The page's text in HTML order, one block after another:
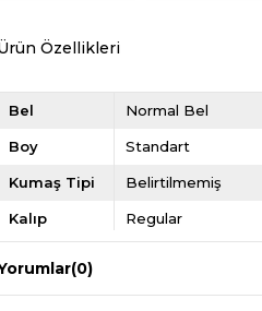
Özellikleri
Bel Normal Bel
Boy Standart
Kumaş Tipi Belirtilmemiş
Kalıp Regular
Ortam Günlük
(0)